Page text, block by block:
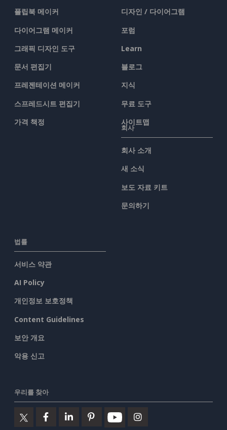
플립북 메이커
다이어그램 메이커
그래픽 디자인 도구
문서 편집기
프레젠테이션 메이커
스프레드시트 편집기
가격 책정
디자인 / 다이어그램
포럼
Learn
블로그
지식
무료 도구
사이트맵
회사
회사 소개
새 소식
보도 자료 키트
문의하기
법률
서비스 약관
AI Policy
개인정보 보호정책
Content Guidelines
보안 개요
악용 신고
우리를 찾아